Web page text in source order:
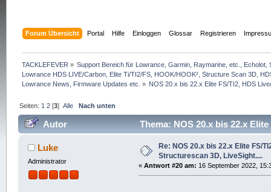
Forum Übersicht Portal Hilfe Einloggen Glossar Registrieren
TACKLEFEVER » Support Bereich für Lowrance, Garmin, Raymarine, etc.,
Lowrance HDS LIVE/Carbon, Elite Ti/TI2/FS, HOOK/HOOK², Structure Scan 3D,
Lowrance News, Firmware Updates etc. » NOS 20.x bis 22.x Elite FS/TI2, HDS
Seiten: 1 2 [3]Alle Nach unten
Autor
Thema: NOS 20.x bis 22.x
44223 mal)
Luke
Administrator
Re: NOS 20.x bis 22.x Elite FS/
Structurescan 3D, LiveSight....
«Antwort #20 am: 16 September 2022,